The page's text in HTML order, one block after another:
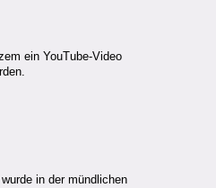
ein YouTube-Video
in der mündlichen